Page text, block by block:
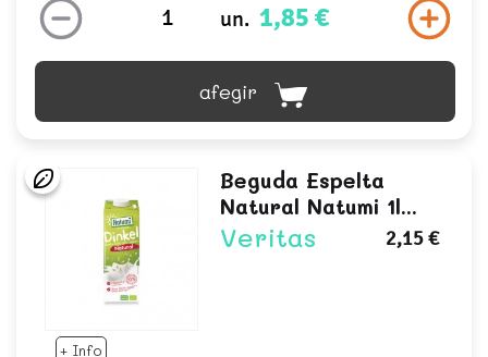
un. 1,85 €
afegir
+ Info
Beguda Espelta
Natural Natumi 1l...
Veritas 2,15 €